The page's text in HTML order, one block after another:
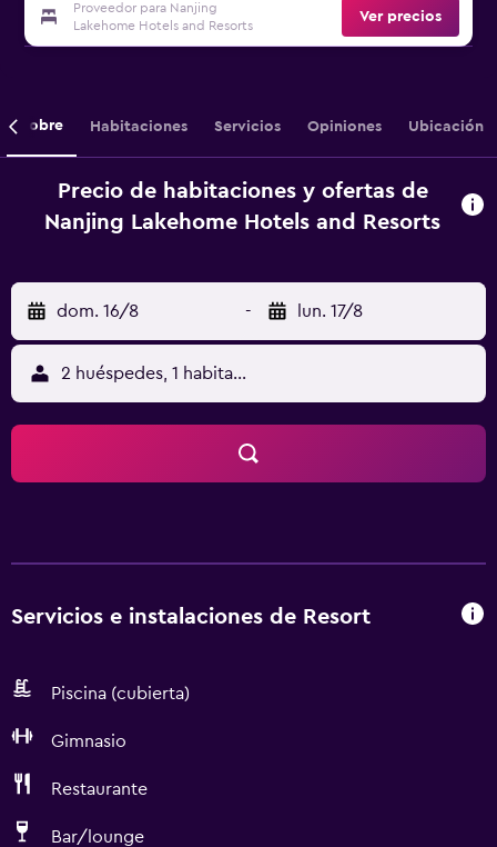
Proveedor para Nanjing
Lakehome Hotels and Resorts
Ver precios
Sobre Habitaciones Servicios Opiniones Ubicación
Precio de habitaciones y ofertas de
Nanjing Lakehome Hotels and Resorts
dom. 16/8 - lun. 17/8
2 huéspedes, 1 habitación
Servicios e instalaciones de Resort
Piscina (cubierta)
Gimnasio
Restaurante
Bar/lounge